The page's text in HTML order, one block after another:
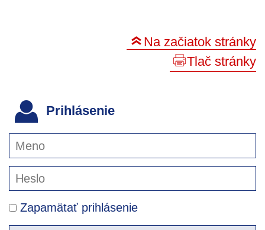
Na začiatok stránky
Tlač stránky
Prihlásenie
Zapamätať prihlásenie